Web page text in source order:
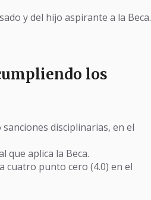
y del hijo aspirante a la Beca.
los
disciplinarias, en el
que aplica la Beca.
punto cero (4.0) en el